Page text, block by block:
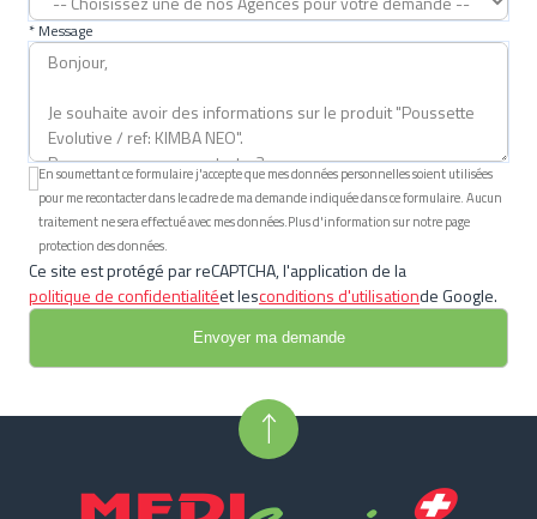
* Message
En soumettant ce formulaire j'accepte que mes données personnelles soient utilisées
pour me recontacter dans le cadre de ma demande indiquée dans ce formulaire. Aucun
traitement ne sera effectué avec mes données.Plus d'information sur notre page
protection des données.
Ce site est protégé par reCAPTCHA, l'application de la
politique de confidentialitéet lesconditions d'utilisationde Google.